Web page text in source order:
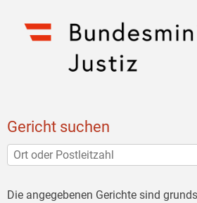
Gericht suchen
Die angegebenen Gerichte sind